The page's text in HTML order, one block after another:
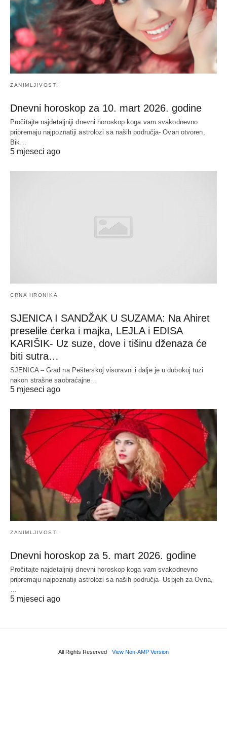
ZANIMLJIVOSTI
Dnevni horoskop za 10. mart 2026. godine
Pročitajte najdetaljniji dnevni horoskop koga vam svakodnevno
pripremaju najpoznatiji astrolozi sa naših područja- Ovan otvoren,
Bik…
5 mjeseci ago
CRNA HRONIKA
SJENICA I SANDŽAK U SUZAMA: Na Ahiret
preselile ćerka i majka, LEJLA i EDISA
KARIŠIK- Uz suze, dove i tišinu dženaza će
biti sutra…
SJENICA – Grad na Pešterskoj visoravni i dalje je u dubokoj tuzi
nakon strašne saobraćajne…
5 mjeseci ago
ZANIMLJIVOSTI
Dnevni horoskop za 5. mart 2026. godine
Pročitajte najdetaljniji dnevni horoskop koga vam svakodnevno
pripremaju najpoznatiji astrolozi sa naših područja- Uspjeh za Ovna,
…
5 mjeseci ago
All Rights Reserved View Non-AMP Version